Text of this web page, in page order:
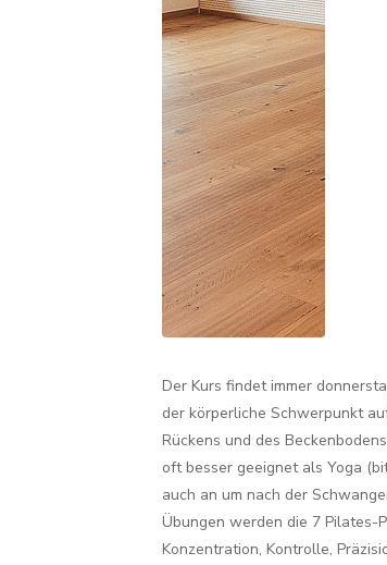
Der Kurs findet immer
der körperliche Schwerpunkt
Rückens und des
oft besser geeignet als Yoga
auch an um nach der
Übungen werden die 7 Pilates-
Konzentration, Kontrolle,